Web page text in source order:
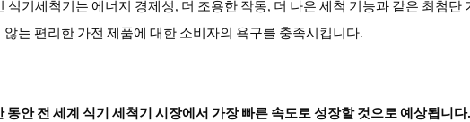
식기세척기는 에너지 경제성, 더 조용한 작동, 더 나은 세척 기능과 같은 최첨단
는 편리한 가전 제품에 대한 소비자의 욕구를 충족시킵니다.
동안 전 세계 식기 세척기 시장에서 가장 빠른 속도로 성장할 것으로 예상됩니